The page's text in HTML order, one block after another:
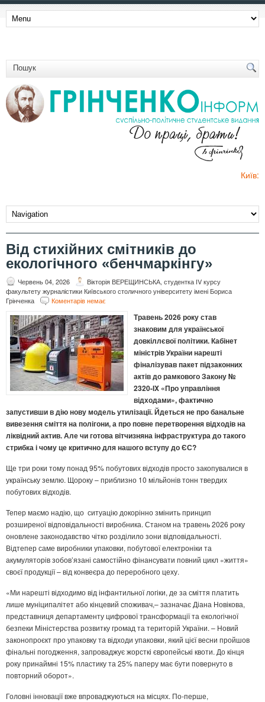
Київ:
Від стихійних смітників до
екологічного «бенчмаркінгу»
Червень 04, 2026
Вікторія ВЕРЕЩИНСЬКА, студентка ІV курсу
факультету журналістики Київського столичного університету імені Бориса
Грінченка
Коментарів немає
Травень 2026 року став
знаковим для української
довкіллєвої політики. Кабінет
міністрів України нарешті
фіналізував пакет підзаконних
актів до рамкового Закону №
2320-IX «Про управління
відходами», фактично
запустивши в дію нову модель утилізації. Йдеться не про банальне
вивезення сміття на полігони, а про повне перетворення відходів на
ліквідний актив. Але чи готова вітчизняна інфраструктура до такого
стрибка і чому це критично для нашого вступу до ЄС?
Ще три роки тому понад 95% побутових відходів просто закопувалися в
українську землю. Щороку – приблизно 10 мільйонів тонн твердих
побутових відходів.
Тепер маємо надію, що ситуацію докорінно змінить принцип
розширеної відповідальності виробника. Станом на травень 2026 року
оновлене законодавство чітко розділило зони відповідальності.
Відтепер саме виробники упаковки, побутової електроніки та
акумуляторів зобов’язані самостійно фінансувати повний цикл «життя»
своєї продукції – від конвеєра до переробного цеху.
«Ми нарешті відходимо від інфантильної логіки, де за сміття платить
лише муніципалітет або кінцевий споживач,– зазначає Діана Новікова,
представниця департаменту цифрової трансформації та екологічної
безпеки Міністерства розвитку громад та територій України. – Новий
законопроєкт про упаковку та відходи упаковки, який цієї весни пройшов
фінальні погодження, запроваджує жорсткі європейські квоти. До кінця
року принаймні 15% пластику та 25% паперу має бути повернуто в
повторний оборот».
Головні інновації вже впроваджуються на місцях. По-перше,